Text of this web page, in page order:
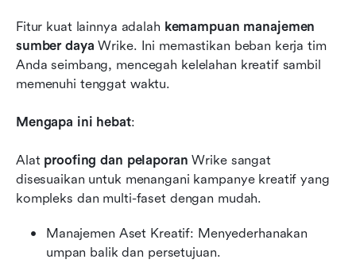
Fitur kuat lainnya adalah kemampuan manajemen
sumber daya Wrike. Ini memastikan beban kerja tim
Anda seimbang, mencegah kelelahan kreatif sambil
memenuhi tenggat waktu.
Mengapa ini hebat:
Alat proofing dan pelaporan Wrike sangat
disesuaikan untuk menangani kampanye kreatif yang
kompleks dan multi-faset dengan mudah.
Manajemen Aset Kreatif: Menyederhanakan
umpan balik dan persetujuan.